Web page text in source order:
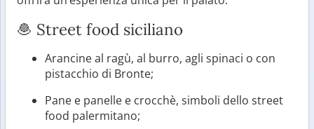
🧆 Street food siciliano
Arancine al ragù, al burro, agli spinaci o con
pistacchio di Bronte;
Pane e panelle e crocchè, simboli dello street
food palermitano;